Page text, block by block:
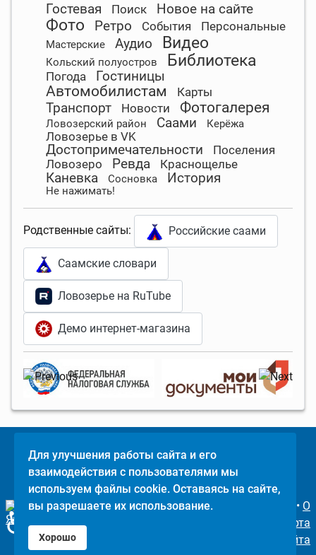
Гостевая Поиск Новое на сайте
Фото Ретро События Персональные
Мастерские Аудио Видео
Кольский полуостров Библиотека
Погода Гостиницы
Автомобилистам Карты
Транспорт Новости Фотогалерея
Ловозерский район Саами Керёжа
Ловозерье в VK
Достопримечательности
Поселения
Ловозеро
Ревда Краснощелье
Каневка Сосновка История
Не нажимать!
Родственные сайты: Российские саами
Саамские словари
Ловозерье на RuTube
Демо интернет-магазина
Поделится
©
2011-2026
• О
Карта
сайта
Для улучшения работы сайта и его
взаимодействия с пользователями мы
используем файлы cookie. Оставаясь на сайте,
вы разрешаете их использование.
Хорошо